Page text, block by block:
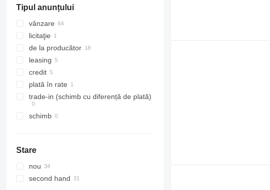
Tipul anunțului
vânzare
licitaţie
de la producător
leasing
credit
plată în rate
trade-in (schimb cu diferență de plată)
schimb
Stare
nou
second hand